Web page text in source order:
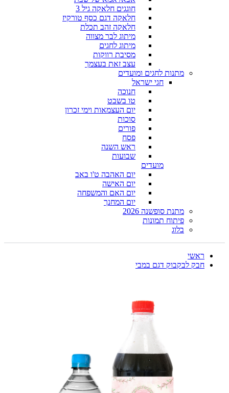
חוגגים חלאקה גיל 3
חלאקה דגם כסף טורקיז
חלאקה זהב תכלת
מיתוג לבר מצווה
מיתוג לחגים
מסיבת רווקות
עצב זאת בעצמך
מתנות לחגים ומועדים
חגי ישראל
חנוכה
טו בשבט
יום העצמאות וימי זכרון
סוכות
פורים
פסח
ראש השנה
שבועות
מועדים
יום האהבה ט'ו באב
יום האישה
יום האם והמשפחה
יום המחנך
מתנת סופשנה 2026
פיתוח תמונות
בלוג
ראשי
חבק לבקבוק דגם במבי